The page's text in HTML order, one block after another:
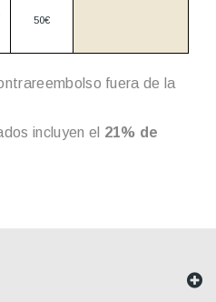
50€
fuera de la
incluyen el 21% de